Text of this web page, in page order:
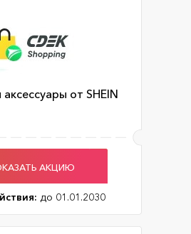
от SHEIN
АКЦИЮ
до 01.01.2030